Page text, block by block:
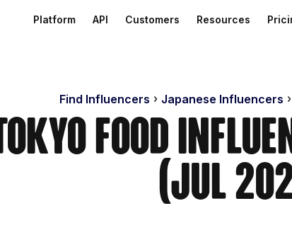
Platform API Customers Resources
Find Influencers Japanese Influencers
Food
(Jul